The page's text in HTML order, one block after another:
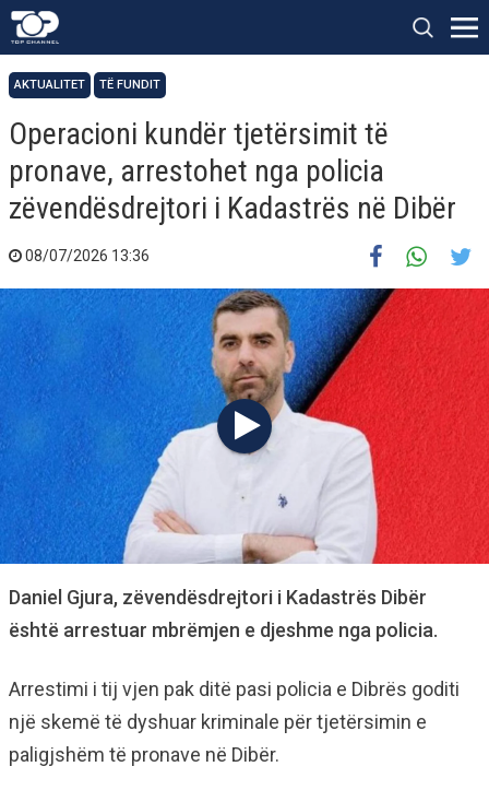
AKTUALITET TË FUNDIT
Operacioni kundër tjetërsimit të
pronave, arrestohet nga policia
zëvendësdrejtori i Kadastrës në Dibër
08/07/2026 13:36
Daniel Gjura, zëvendësdrejtori i Kadastrës Dibër
është arrestuar mbrëmjen e djeshme nga policia.
Arrestimi i tij vjen pak ditë pasi policia e Dibrës goditi
një skemë të dyshuar kriminale për tjetërsimin e
paligjshëm të pronave në Dibër.